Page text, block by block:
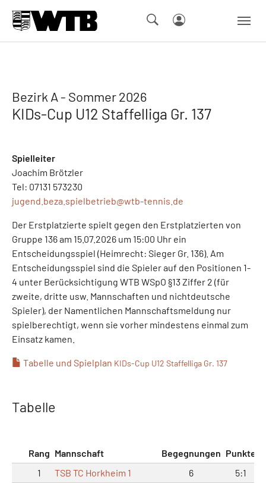
Bezirk A - Sommer 2026
KIDs-Cup U12 Staffelliga Gr. 137
Spielleiter
Joachim Brötzler
Tel: 07131 573230
jugend.beza.spielbetrieb@wtb-tennis.de
Der Erstplatzierte spielt gegen den Erstplatzierten von
Gruppe 136 am 15.07.2026 um 15:00 Uhr ein
Entscheidungsspiel (Heimrecht: Sieger Gr. 136). Am
Entscheidungsspiel sind die Spieler auf den Positionen 1-
4 unter Berücksichtigung WTB WSpO §13 Ziffer 2 (für
zweite, dritte usw. Mannschaften und nichtdeutsche
Spieler), der Namentlichen Mannschaftsmeldung nur
spielberechtigt, wenn sie vorher mindestens einmal zum
Einsatz kamen.
Tabelle und Spielplan KIDs-Cup U12 Staffelliga Gr. 137
Tabelle
Rang Mannschaft Begegnungen Punkte
1
TSB TC Horkheim 1 6
5:1